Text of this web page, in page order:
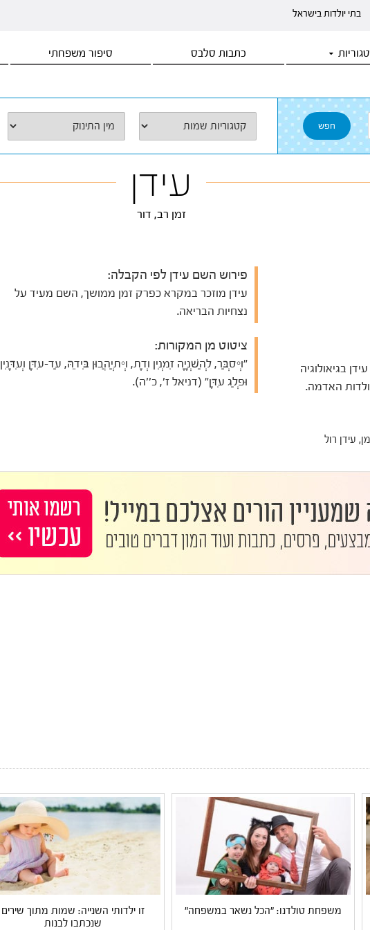
בתי יולדות בישראל
כתבות סלבס סיפור משפחתי
עידן
זמן רב, דור
בגיאולוגיה
האדמה.
עידן רול
פירוש השם עידן לפי הקבלה:
עידן מוזכר במקרא כפרק זמן ממושך, השם מעיד על
נצחיות הבריאה.
ציטוט מן המקורות:
"וְיִסְבַּר, לְהַשְׁנָיָה זִמְנִין וְדָת, וְיִתְיַהֲבוּן בִּידֵהּ, עַד-עִדָּן וְעִדָּנִין
וּפְלַג עִדָּן" (דניאל ז', כ''ה).
משפחת טולדנו: "הכל נשאר במשפחה"
זו ילדותי השנייה: שמות מתוך שירים
שנכתבו לבנות